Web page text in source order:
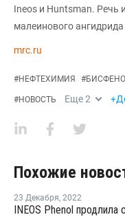
Ineos и Huntsman. Речь
малеинового
mrc.ru
#НЕФТЕХИМИЯ #
#НОВОСТЬ Еще2
Похожие
23 Декабря, 2022